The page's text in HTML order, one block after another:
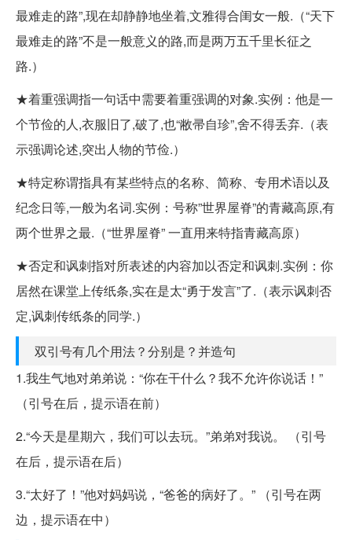
最难走的路”,现在却静静地坐着,文雅得合闺女一般.（“天下
最难走的路”不是一般意义的路,而是两万五千里长征之
路.）
★着重强调指一句话中需要着重强调的对象.实例：他是一
个节俭的人,衣服旧了,破了,也“敝帚自珍”,舍不得丢弃.（表
示强调论述,突出人物的节俭.）
★特定称谓指具有某些特点的名称、简称、专用术语以及
纪念日等,一般为名词.实例：号称”世界屋脊”的青藏高原,有
两个世界之最.（“世界屋脊” 一直用来特指青藏高原）
★否定和讽刺指对所表述的内容加以否定和讽刺.实例：你
居然在课堂上传纸条,实在是太“勇于发言”了.（表示讽刺否
定,讽刺传纸条的同学.）
双引号有几个用法？分别是？并造句
1.我生气地对弟弟说：“你在干什么？我不允许你说话！”
（引号在后，提示语在前）
2.“今天是星期六，我们可以去玩。”弟弟对我说。 （引号
在后，提示语在后）
3.“太好了！”他对妈妈说，“爸爸的病好了。” （引号在两
边，提示语在中）